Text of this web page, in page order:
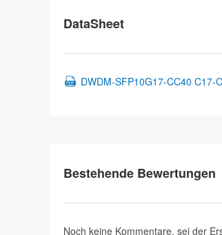
DataSheet
DWDM-SFP10G17-CC40 C17-
Bestehende Bewertungen
Noch keine Kommentare, sei der